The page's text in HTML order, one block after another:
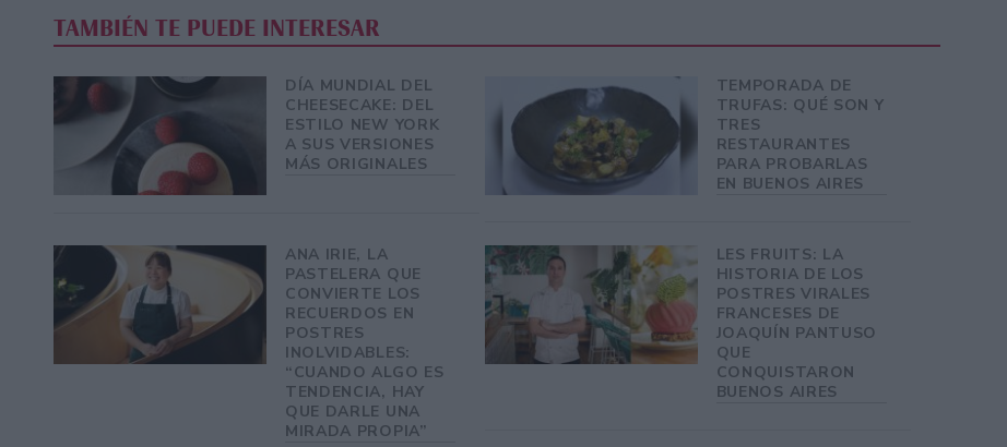
TAMBIÉN TE PUEDE INTERESAR
DÍA MUNDIAL DEL
CHEESECAKE: DEL
ESTILO NEW YORK
A SUS VERSIONES
MÁS ORIGINALES
TEMPORADA DE
TRUFAS: QUÉ SON Y
TRES
RESTAURANTES
PARA PROBARLAS
EN BUENOS AIRES
ANA IRIE, LA
PASTELERA QUE
CONVIERTE LOS
RECUERDOS EN
POSTRES
INOLVIDABLES:
“CUANDO ALGO ES
TENDENCIA, HAY
QUE DARLE UNA
MIRADA PROPIA”
LES FRUITS: LA
HISTORIA DE LOS
POSTRES VIRALES
FRANCESES DE
JOAQUÍN PANTUSO
QUE
CONQUISTARON
BUENOS AIRES